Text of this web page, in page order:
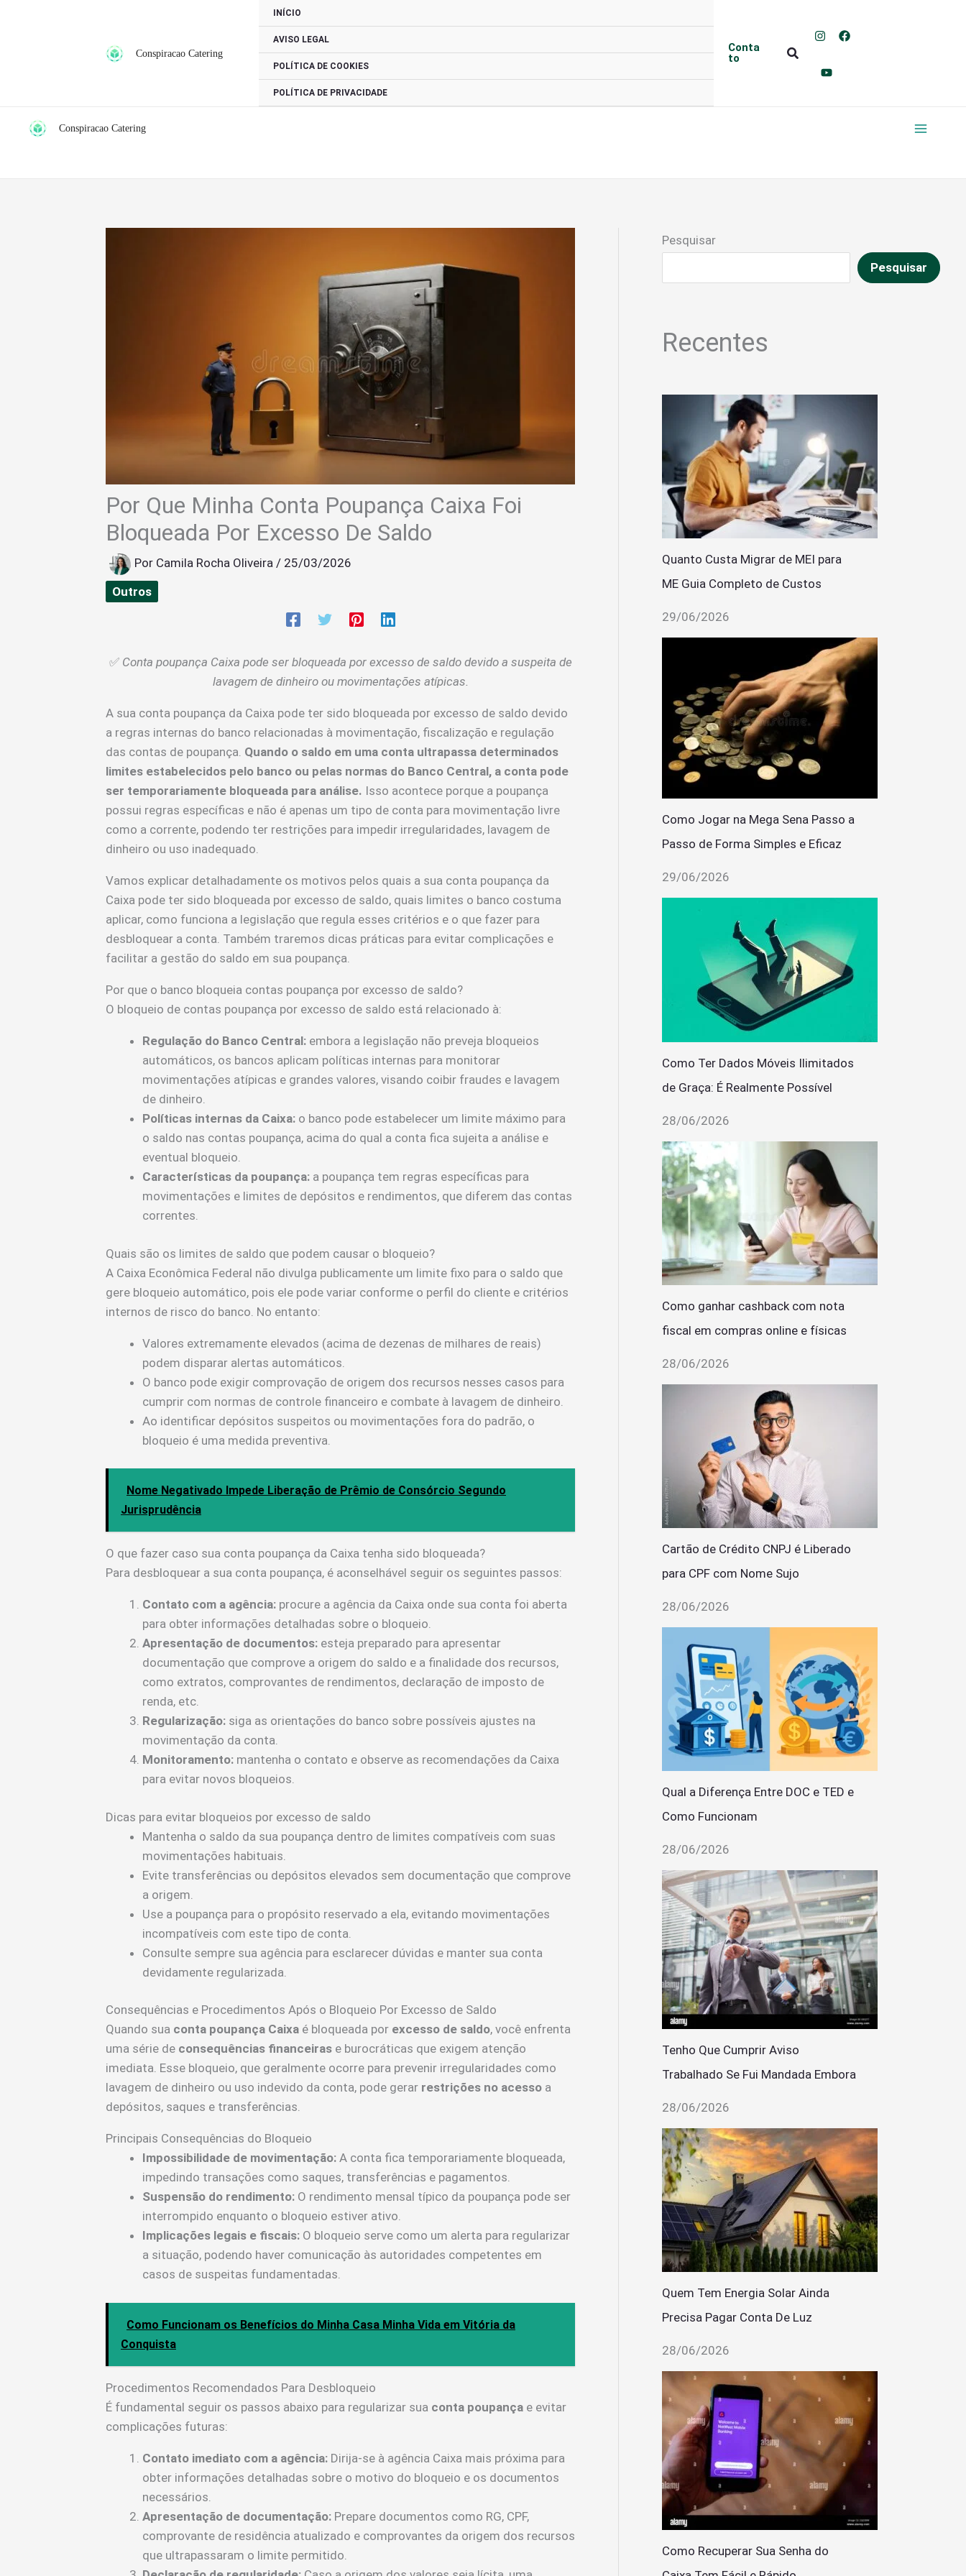
Conspiracao Catering
INÍCIO
AVISO LEGAL
POLÍTICA DE COOKIES
POLÍTICA DE PRIVACIDADE
Conta
to
Pesquisar
Conspiracao Catering
Por Que Minha Conta Poupança Caixa Foi
Bloqueada Por Excesso De Saldo
Por Camila Rocha Oliveira / 25/03/2026
Outros
✅ Conta poupança Caixa pode ser bloqueada por excesso de saldo devido a suspeita de
lavagem de dinheiro ou movimentações atípicas.
A sua conta poupança da Caixa pode ter sido bloqueada por excesso de saldo devido
a regras internas do banco relacionadas à movimentação, fiscalização e regulação
das contas de poupança. Quando o saldo em uma conta ultrapassa determinados
limites estabelecidos pelo banco ou pelas normas do Banco Central, a conta pode
ser temporariamente bloqueada para análise. Isso acontece porque a poupança
possui regras específicas e não é apenas um tipo de conta para movimentação livre
como a corrente, podendo ter restrições para impedir irregularidades, lavagem de
dinheiro ou uso inadequado.
Vamos explicar detalhadamente os motivos pelos quais a sua conta poupança da
Caixa pode ter sido bloqueada por excesso de saldo, quais limites o banco costuma
aplicar, como funciona a legislação que regula esses critérios e o que fazer para
desbloquear a conta. Também traremos dicas práticas para evitar complicações e
facilitar a gestão do saldo em sua poupança.
Por que o banco bloqueia contas poupança por excesso de saldo?
O bloqueio de contas poupança por excesso de saldo está relacionado à:
Regulação do Banco Central: embora a legislação não preveja bloqueios
automáticos, os bancos aplicam políticas internas para monitorar
movimentações atípicas e grandes valores, visando coibir fraudes e lavagem
de dinheiro.
Políticas internas da Caixa: o banco pode estabelecer um limite máximo para
o saldo nas contas poupança, acima do qual a conta fica sujeita a análise e
eventual bloqueio.
Características da poupança: a poupança tem regras específicas para
movimentações e limites de depósitos e rendimentos, que diferem das contas
correntes.
Quais são os limites de saldo que podem causar o bloqueio?
A Caixa Econômica Federal não divulga publicamente um limite fixo para o saldo que
gere bloqueio automático, pois ele pode variar conforme o perfil do cliente e critérios
internos de risco do banco. No entanto:
Valores extremamente elevados (acima de dezenas de milhares de reais)
podem disparar alertas automáticos.
O banco pode exigir comprovação de origem dos recursos nesses casos para
cumprir com normas de controle financeiro e combate à lavagem de dinheiro.
Ao identificar depósitos suspeitos ou movimentações fora do padrão, o
bloqueio é uma medida preventiva.
Nome Negativado Impede Liberação de Prêmio de Consórcio Segundo
Jurisprudência
O que fazer caso sua conta poupança da Caixa tenha sido bloqueada?
Para desbloquear a sua conta poupança, é aconselhável seguir os seguintes passos:
Contato com a agência: procure a agência da Caixa onde sua conta foi aberta
para obter informações detalhadas sobre o bloqueio.
Apresentação de documentos: esteja preparado para apresentar
documentação que comprove a origem do saldo e a finalidade dos recursos,
como extratos, comprovantes de rendimentos, declaração de imposto de
renda, etc.
Regularização: siga as orientações do banco sobre possíveis ajustes na
movimentação da conta.
Monitoramento: mantenha o contato e observe as recomendações da Caixa
para evitar novos bloqueios.
Dicas para evitar bloqueios por excesso de saldo
Mantenha o saldo da sua poupança dentro de limites compatíveis com suas
movimentações habituais.
Evite transferências ou depósitos elevados sem documentação que comprove
a origem.
Use a poupança para o propósito reservado a ela, evitando movimentações
incompatíveis com este tipo de conta.
Consulte sempre sua agência para esclarecer dúvidas e manter sua conta
devidamente regularizada.
Consequências e Procedimentos Após o Bloqueio Por Excesso de Saldo
Quando sua conta poupança Caixa é bloqueada por excesso de saldo, você enfrenta
uma série de consequências financeiras e burocráticas que exigem atenção
imediata. Esse bloqueio, que geralmente ocorre para prevenir irregularidades como
lavagem de dinheiro ou uso indevido da conta, pode gerar restrições no acesso a
depósitos, saques e transferências.
Principais Consequências do Bloqueio
Impossibilidade de movimentação: A conta fica temporariamente bloqueada,
impedindo transações como saques, transferências e pagamentos.
Suspensão do rendimento: O rendimento mensal típico da poupança pode ser
interrompido enquanto o bloqueio estiver ativo.
Implicações legais e fiscais: O bloqueio serve como um alerta para regularizar
a situação, podendo haver comunicação às autoridades competentes em
casos de suspeitas fundamentadas.
Como Funcionam os Benefícios do Minha Casa Minha Vida em Vitória da
Conquista
Procedimentos Recomendados Para Desbloqueio
É fundamental seguir os passos abaixo para regularizar sua conta poupança e evitar
complicações futuras:
Contato imediato com a agência: Dirija-se à agência Caixa mais próxima para
obter informações detalhadas sobre o motivo do bloqueio e os documentos
necessários.
Apresentação de documentação: Prepare documentos como RG, CPF,
comprovante de residência atualizado e comprovantes da origem dos recursos
que ultrapassaram o limite permitido.
Pesquisar
Pesquisar
Recentes
Quanto Custa Migrar de MEI para
ME Guia Completo de Custos
29/06/2026
Como Jogar na Mega Sena Passo a
Passo de Forma Simples e Eficaz
29/06/2026
Como Ter Dados Móveis Ilimitados
de Graça: É Realmente Possível
28/06/2026
Como ganhar cashback com nota
fiscal em compras online e físicas
28/06/2026
Cartão de Crédito CNPJ é Liberado
para CPF com Nome Sujo
28/06/2026
Qual a Diferença Entre DOC e TED e
Como Funcionam
28/06/2026
Tenho Que Cumprir Aviso
Trabalhado Se Fui Mandada Embora
28/06/2026
Quem Tem Energia Solar Ainda
Precisa Pagar Conta De Luz
28/06/2026
Como Recuperar Sua Senha do